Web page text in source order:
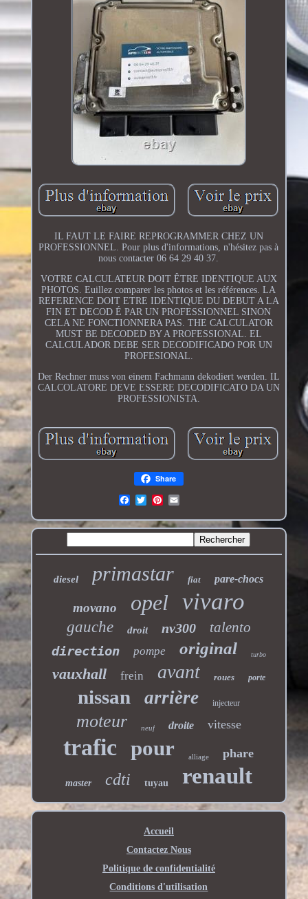
IL FAUT LE FAIRE REPROGRAMMER CHEZ UN
PROFESSIONNEL. Pour plus d'informations, n'hésitez pas à
nous contacter 06 64 29 40 37.
VOTRE CALCULATEUR DOIT ÊTRE IDENTIQUE AUX
PHOTOS. Euillez comparer les photos et les références. LA
REFERENCE DOIT ETRE IDENTIQUE DU DEBUT A LA
FIN ET DECOD É PAR UN PROFESSIONNEL SINON
CELA NE FONCTIONNERA PAS. THE CALCULATOR
MUST BE DECODED BY A PROFESSIONAL. EL
CALCULADOR DEBE SER DECODIFICADO POR UN
PROFESIONAL.
Der Rechner muss von einem Fachmann dekodiert werden. IL
CALCOLATORE DEVE ESSERE DECODIFICATO DA UN
PROFESSIONISTA.
Share
diesel primastar fiat pare-chocs
movano opel vivaro
gauche droit nv300 talento
direction pompe original turbo
vauxhall frein avant roues porte
nissan arrière injecteur
moteur neuf droite vitesse
trafic pour alliage phare
master cdti tuyau renault
Accueil
Contactez Nous
Politique de confidentialité
Conditions d'utilisation